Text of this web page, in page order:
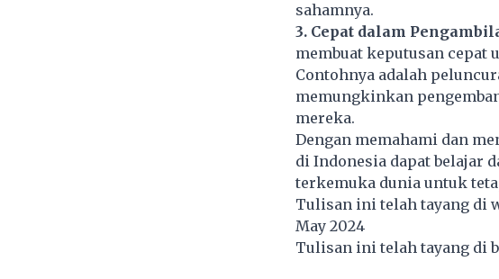
sahamnya.
3. Cepat dalam
membuat keputusan cepat
Contohnya adalah
memungkinkan
mereka.
Dengan memahami dan
di Indonesia dapat belajar
terkemuka dunia untuk
Tulisan ini telah tayang di
May 2024
Tulisan ini telah tayang di